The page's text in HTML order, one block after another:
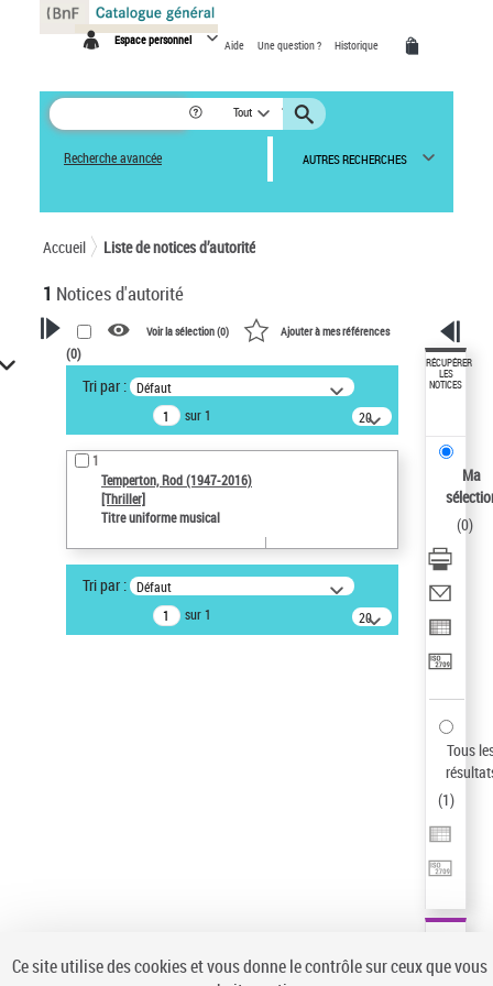
Espace personnel Aide Une question ? Historique
Tout
Recherche avancée AUTRES RECHERCHES
Accueil Liste de notices d’autorité
1 Notices d'autorité
VOTRE RECHERCHE
Recherche avancée dans les
notices d’autorité
Œuvres liées à l'auteur :
Temperton, Rod (1947-2016)
Type de notice d'autorité
Type de notice d'autorité
Voir la sélection (0) Ajouter à mes références
(0)
Tri par : Défaut
sur 1
20
résultats/page
1
Temperton, Rod (1947-2016)
[Thriller]
Titre uniforme musical
Tri par : Défaut
sur 1
20
résultats/page
RÉCUPÉRER
LES
NOTICES
Ma
(0)
Tous
(1)
Panneau de gestion des cookies
Ce site utilise des cookies et vous donne le contrôle sur ceux que vous